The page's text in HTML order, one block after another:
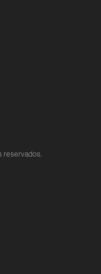
reservados.